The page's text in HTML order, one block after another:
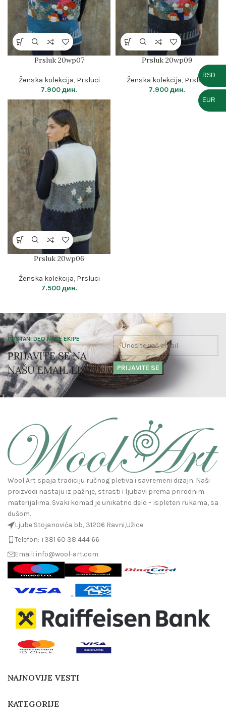
Prsluk 20wp07
Ženska kolekcija, Prsluci
7.900дин.
Prsluk 20wp09
Ženska kolekcija, Prsluci
7.900дин.
Prsluk 20wp06
Ženska kolekcija, Prsluci
7.500дин.
POSTANI DEO NAŠE EKIPE
PRIJAVITE SE NA
NAŠU EMAIL LISTU
Wool Art spaja tradiciju ručnog pletiva i savremeni dizajn. Naši
proizvodi nastaju iz pažnje, strasti i ljubavi prema prirodnim
materijalima. Svaki komad je unikatno delo – ispleten rukama, sa
dušom.
Ljube Stojanovića bb, 31206 Ravni,Užice
Telefon: +381 60 38 444 66
Email: info@wool-art.com
NAJNOVIJE VESTI
KATEGORIJE
RSD
EUR